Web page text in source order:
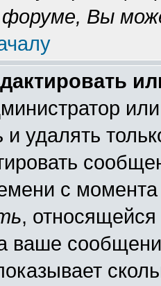
Вы
и удалять
с
,
ваше